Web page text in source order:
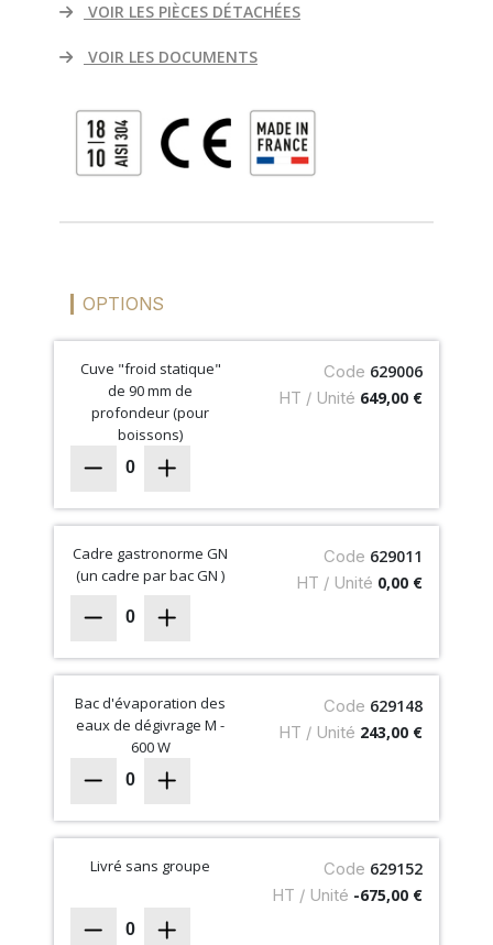
VOIR LES PIÈCES DÉTACHÉES
VOIR LES DOCUMENTS
OPTIONS
Cuve "froid statique"
de 90 mm de
profondeur (pour
boissons)
Code 629006
HT / Unité 649,00 €
0
Cadre gastronorme GN
(un cadre par bac GN )
Code 629011
HT / Unité 0,00 €
0
Bac d'évaporation des
eaux de dégivrage M -
600 W
Code 629148
HT / Unité 243,00 €
0
Livré sans groupe Code 629152
HT / Unité -675,00 €
0